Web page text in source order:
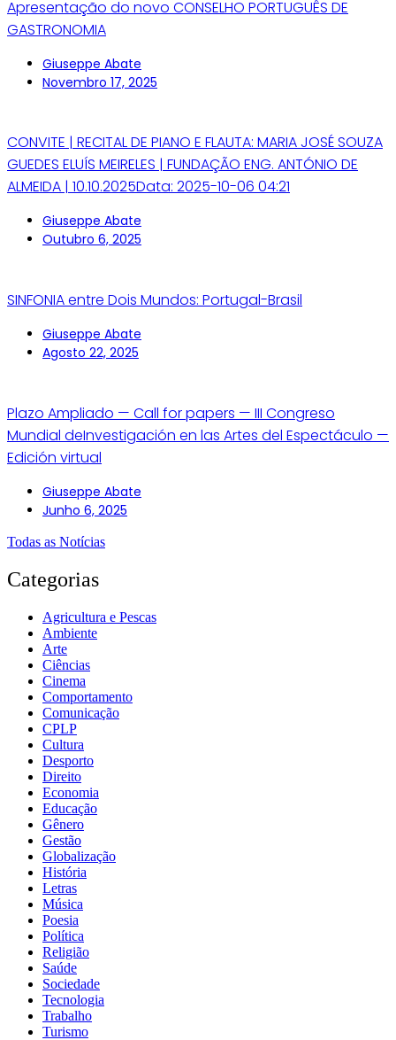
Apresentação do novo CONSELHO PORTUGUÊS DE
GASTRONOMIA
Giuseppe Abate
Novembro 17, 2025
CONVITE | RECITAL DE PIANO E FLAUTA: MARIA JOSÉ SOUZA
GUEDES ELUÍS MEIRELES | FUNDAÇÃO ENG. ANTÓNIO DE
ALMEIDA | 10.10.2025Data: 2025-10-06 04:21
Giuseppe Abate
Outubro 6, 2025
SINFONIA entre Dois Mundos: Portugal-Brasil
Giuseppe Abate
Agosto 22, 2025
Plazo Ampliado — Call for papers — III Congreso
Mundial deInvestigación en las Artes del Espectáculo —
Edición virtual
Giuseppe Abate
Junho 6, 2025
Todas as Notícias
Categorias
Agricultura e Pescas
Ambiente
Arte
Ciências
Cinema
Comportamento
Comunicação
CPLP
Cultura
Desporto
Direito
Economia
Educação
Gênero
Gestão
Globalização
História
Letras
Música
Poesia
Política
Religião
Saúde
Sociedade
Tecnologia
Trabalho
Turismo